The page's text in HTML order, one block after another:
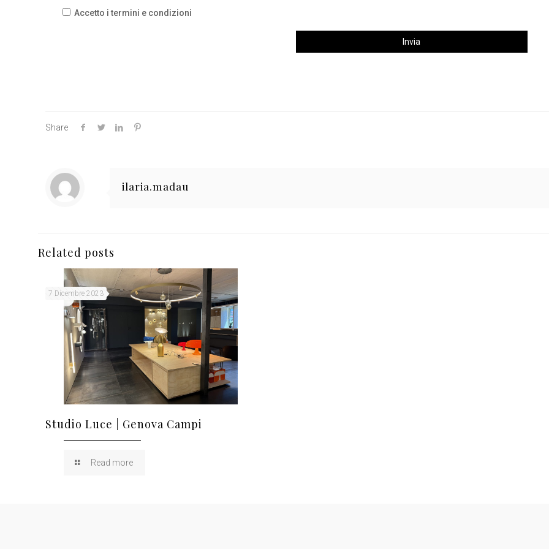
Accetto i termini e condizioni
Share
ilaria.madau
Related posts
7 Dicembre 2023
Studio Luce | Genova Campi
Read more